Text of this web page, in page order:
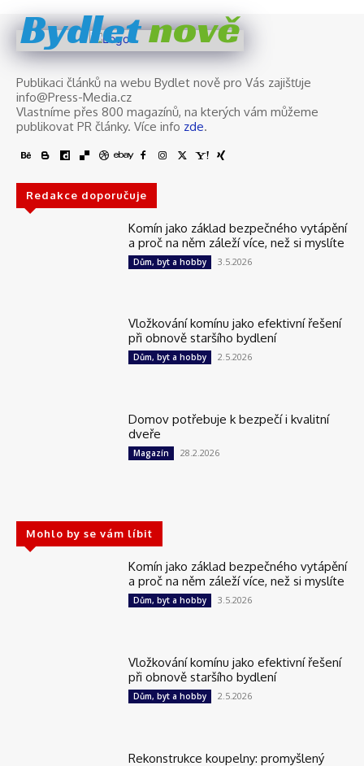
Bydletnově
Publikaci článků na webu Bydlet nově pro Vás zajišťuje
info@Press-Media.cz
Vlastníme přes 800 magazínů, na kterých vám můžeme
publikovat PR články. Více info zde.
Redakce doporučuje
Komín jako základ bezpečného vytápění
a proč na něm záleží více, než si myslíte
Dům, byt a hobby 3.5.2026
Vložkování komínu jako efektivní řešení
při obnově staršího bydlení
Dům, byt a hobby 2.5.2026
Domov potřebuje k bezpečí i kvalitní
dveře
Magazín 28.2.2026
Mohlo by se vám líbit
Komín jako základ bezpečného vytápění
a proč na něm záleží více, než si myslíte
Dům, byt a hobby 3.5.2026
Vložkování komínu jako efektivní řešení
při obnově staršího bydlení
Dům, byt a hobby 2.5.2026
Rekonstrukce koupelny: promyšlený